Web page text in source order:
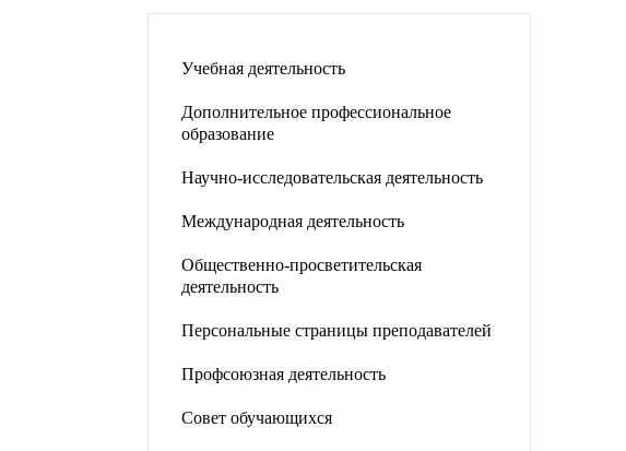
Учебная деятельность
Дополнительное профессиональное
образование
Научно-исследовательская деятельность
Международная деятельность
Общественно-просветительская
деятельность
Персональные страницы преподавателей
Профсоюзная деятельность
Совет обучающихся